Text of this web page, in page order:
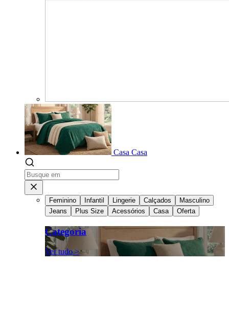
Casa Casa
Feminino Infantil Lingerie Calçados
Masculino
Jeans
Plus Size Acessórios Casa Oferta
Categoria
Ver tudo >